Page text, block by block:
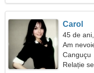
Carol
45 de
Am
dragoste
Canguçu
Relație